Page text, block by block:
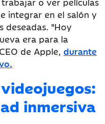
integrar en el salón y
deseadas. "Hoy
era para la
de Apple, durante
inmersiva